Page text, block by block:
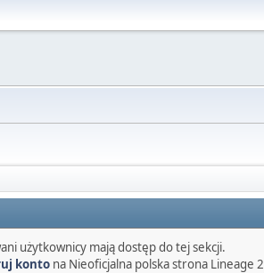
użytkownicy mają dostęp do tej sekcji.
kontona Nieoficjalna polska strona Lineage 2